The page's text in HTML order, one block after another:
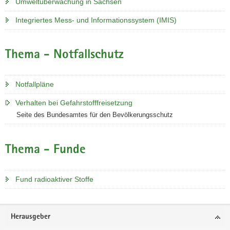
Integriertes Mess- und Informationssystem (IMIS)
Thema - Notfallschutz
Notfallpläne
Verhalten bei Gefahrstofffreisetzung
Seite des Bundesamtes für den Bevölkerungsschutz
Thema - Funde
Fund radioaktiver Stoffe
Footer-
Herausgeber